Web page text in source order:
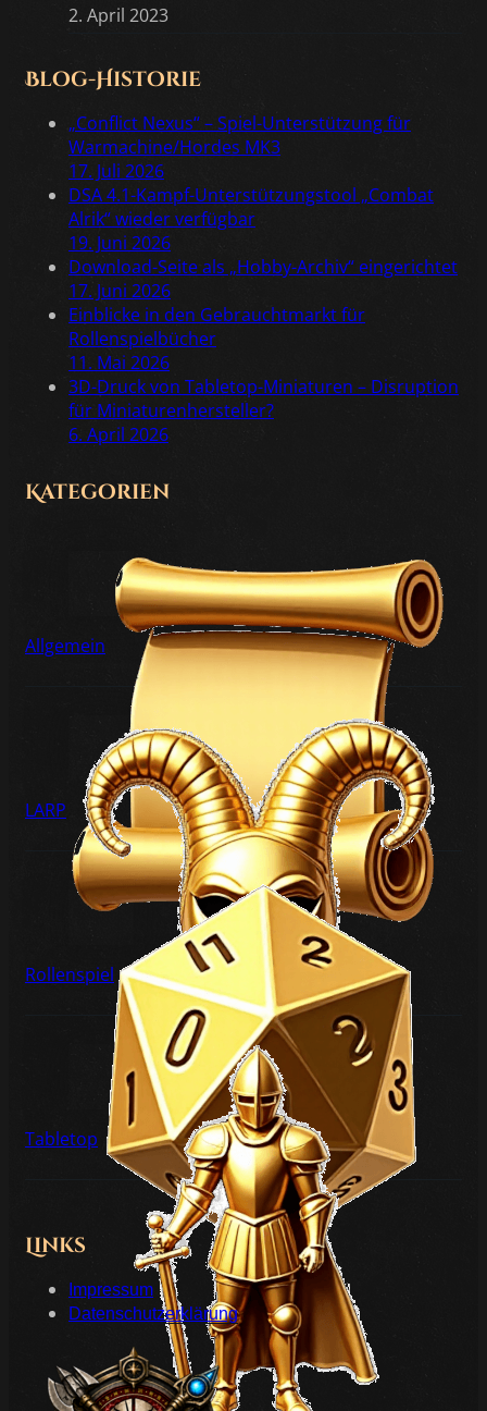
2. April 2023
Blog-Historie
„Conflict Nexus“ – Spiel-Unterstützung für
Warmachine/Hordes MK3
17. Juli 2026
DSA 4.1-Kampf-Unterstützungstool „Combat
Alrik“ wieder verfügbar
19. Juni 2026
Download-Seite als „Hobby-Archiv“ eingerichtet
17. Juni 2026
Einblicke in den Gebrauchtmarkt für
Rollenspielbücher
11. Mai 2026
3D-Druck von Tabletop-Miniaturen – Disruption
für Miniaturenhersteller?
6. April 2026
Kategorien
Allgemein
LARP
Rollenspiel
Tabletop
Links
Impressum
Datenschutzerklärung